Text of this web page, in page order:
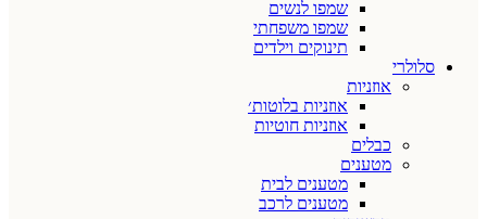
שמפו לנשים
שמפו משפחתי
תינוקים וילדים
סלולרי
אוזניות
אוזניות בלוטות׳
אוזניות חוטיות
כבלים
מטענים
מטענים לבית
מטענים לרכב